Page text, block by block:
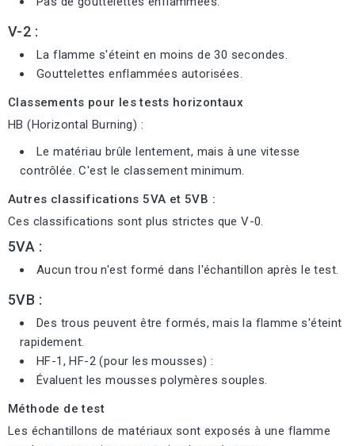
V-2 :
La flamme s'éteint en moins de 30 secondes.
Gouttelettes enflammées autorisées.
Classements pour les tests horizontaux
HB (Horizontal Burning) :
Le matériau brûle lentement, mais à une vitesse
contrôlée. C'est le classement minimum.
Autres classifications 5VA et 5VB :
Ces classifications sont plus strictes que V-0.
5VA :
Aucun trou n'est formé dans l'échantillon après le test.
5VB :
Des trous peuvent être formés, mais la flamme s'éteint
rapidement.
HF-1, HF-2 (pour les mousses) :
Évaluent les mousses polymères souples.
Méthode de test
Les échantillons de matériaux sont exposés à une flamme